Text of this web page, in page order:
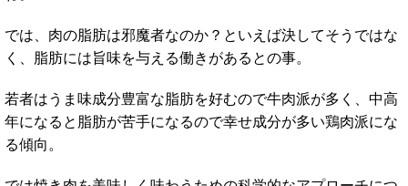
では、肉の脂肪は邪魔者なのか？といえば決してそうではな
く、脂肪には旨味を与える働きがあるとの事。
若者はうま味成分豊富な脂肪を好むので牛肉派が多く、中高
年になると脂肪が苦手になるので幸せ成分が多い鶏肉派にな
る傾向。